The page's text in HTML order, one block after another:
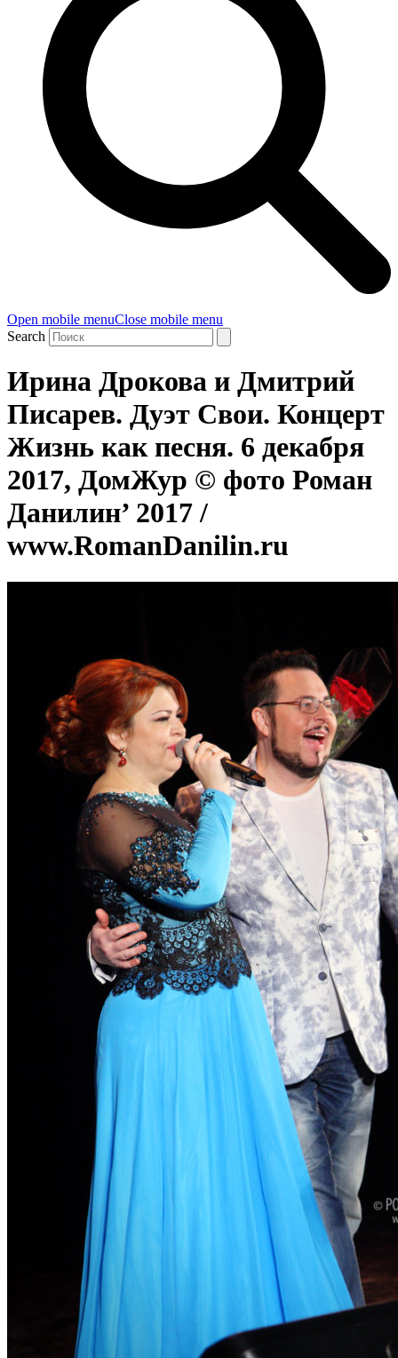
Open mobile menuClose mobile menu
Search
Ирина Дрокова и Дмитрий
Писарев. Дуэт Свои. Концерт
Жизнь как песня. 6 декабря
2017, ДомЖур © фото Роман
Данилин’ 2017 /
www.RomanDanilin.ru